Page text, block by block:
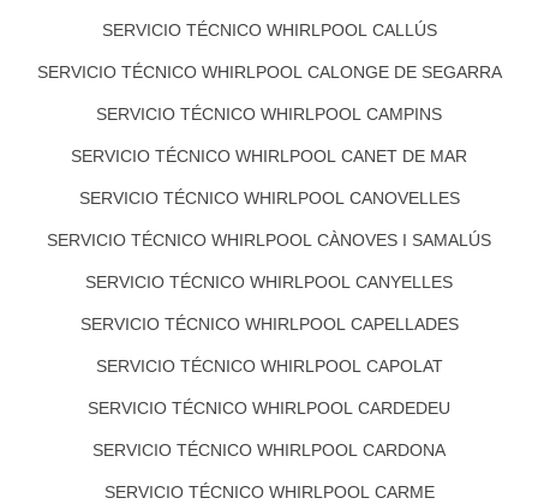
SERVICIO TÉCNICO WHIRLPOOL CALLÚS
SERVICIO TÉCNICO WHIRLPOOL CALONGE DE SEGARRA
SERVICIO TÉCNICO WHIRLPOOL CAMPINS
SERVICIO TÉCNICO WHIRLPOOL CANET DE MAR
SERVICIO TÉCNICO WHIRLPOOL CANOVELLES
SERVICIO TÉCNICO WHIRLPOOL CÀNOVES I SAMALÚS
SERVICIO TÉCNICO WHIRLPOOL CANYELLES
SERVICIO TÉCNICO WHIRLPOOL CAPELLADES
SERVICIO TÉCNICO WHIRLPOOL CAPOLAT
SERVICIO TÉCNICO WHIRLPOOL CARDEDEU
SERVICIO TÉCNICO WHIRLPOOL CARDONA
SERVICIO TÉCNICO WHIRLPOOL CARME